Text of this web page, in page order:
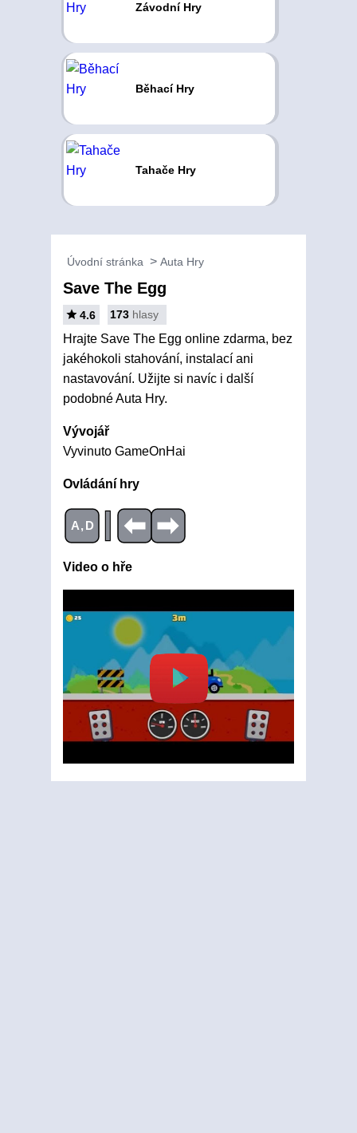
Závodní Hry
Běhací Hry
Tahače Hry
Úvodní stránka Auta Hry
Save The Egg
4.6 173 hlasy
Hrajte Save The Egg online zdarma, bez
jakéhokoli stahování, instalací ani
nastavování. Užijte si navíc i další
podobné Auta Hry.
Vývojář
Vyvinuto GameOnHai
Ovládání hry
A,D |
Video o hře